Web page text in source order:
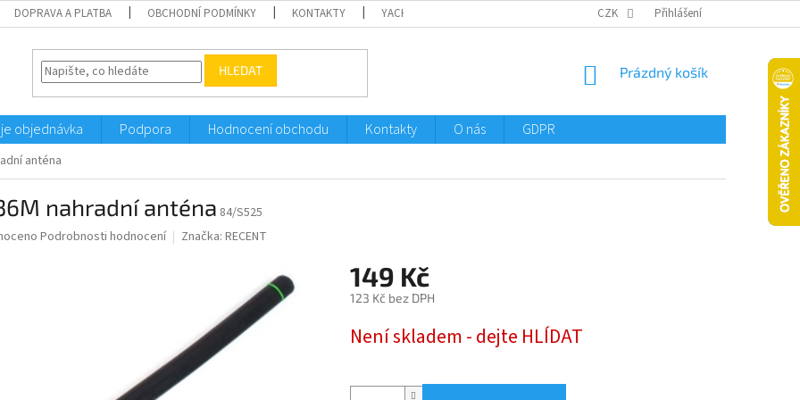
DOPRAVA A PLATBA OBCHODNÍ PODMÍNKY KONTAKTY YACHTMENI CZK Přihlášení
HLEDAT
NÁKUPNÍ
Prázdný košík
objednávka Podpora Hodnocení obchodu Kontakty O nás GDPR
anténa
nahradní anténa 84/S525
Podrobnosti hodnocení Značka: RECENT
149 Kč
123 Kč bez DPH
cena:
Není skladem - dejte HLÍDAT